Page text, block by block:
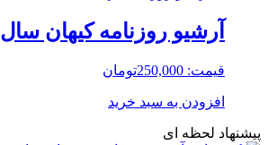
آرشیو روزنامه کیهان سال 1398
قیمت: 250,000تومان
افزودن به سبد خرید
پیشنهاد لحظه ای